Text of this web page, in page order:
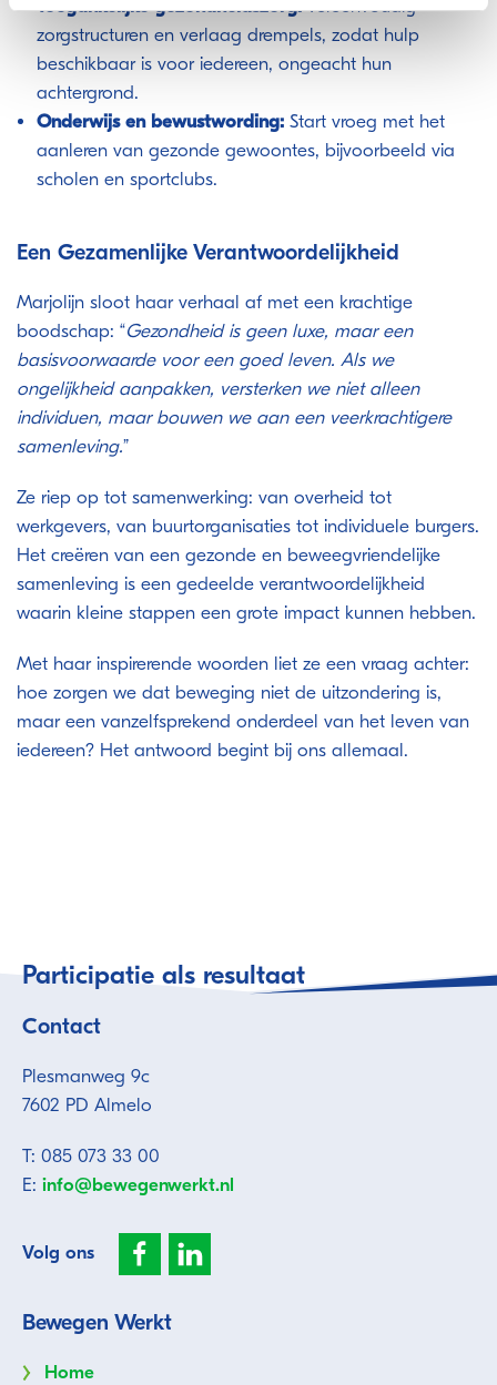
Toegankelijke gezondheidszorg:Vereenvoudig
zorgstructuren en verlaag drempels, zodat hulp
beschikbaar is voor iedereen, ongeacht hun
achtergrond.
Onderwijs en bewustwording: Start vroeg met het
aanleren van gezonde gewoontes, bijvoorbeeld via
scholen en sportclubs.
Een Gezamenlijke Verantwoordelijkheid
Marjolijn sloot haar verhaal af met een krachtige
boodschap: “Gezondheid is geen luxe, maar een
basisvoorwaarde voor een goed leven. Als we
ongelijkheid aanpakken, versterken we niet alleen
individuen, maar bouwen we aan een veerkrachtigere
samenleving.”
Ze riep op tot samenwerking: van overheid tot
werkgevers, van buurtorganisaties tot individuele burgers.
Het creëren van een gezonde en beweegvriendelijke
samenleving is een gedeelde verantwoordelijkheid
waarin kleine stappen een grote impact kunnen hebben.
Met haar inspirerende woorden liet ze een vraag achter:
hoe zorgen we dat beweging niet de uitzondering is,
maar een vanzelfsprekend onderdeel van het leven van
iedereen? Het antwoord begint bij ons allemaal.
Participatie als resultaat
Contact
Plesmanweg 9c
7602 PD Almelo
T: 085 073 33 00
E: info@bewegenwerkt.nl
Volg ons
Bewegen Werkt
Home